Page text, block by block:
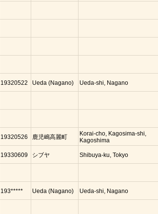
19320522 Ueda (Nagano) Ueda-shi, Nagano
19320526 鹿児嶋高麗町
Korai-cho, Kagosima-shi,
Kagoshima
19330609 シブヤ Shibuya-ku, Tokyo
193***** Ueda (Nagano) Ueda-shi, Nagano